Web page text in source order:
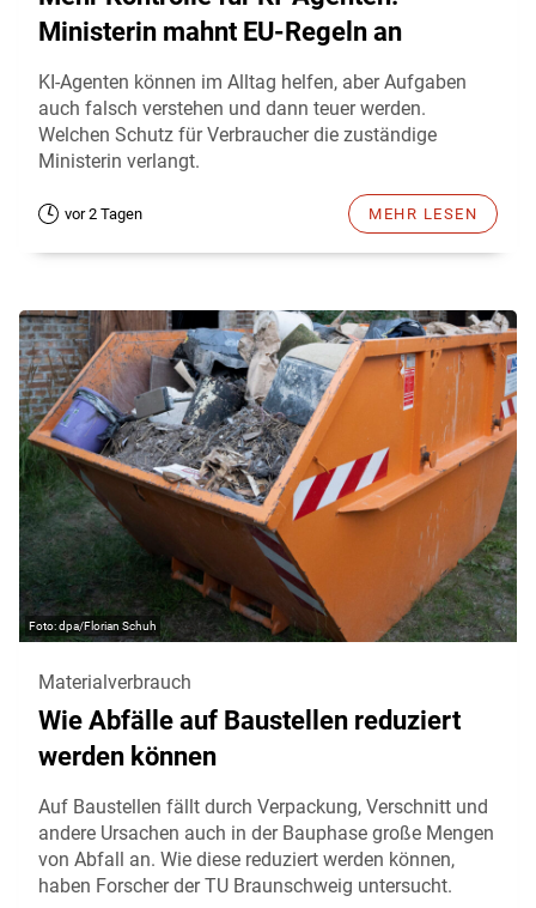
Ministerin mahnt EU-Regeln an
KI-Agenten können im Alltag helfen, aber Aufgaben
auch falsch verstehen und dann teuer werden.
Welchen Schutz für Verbraucher die zuständige
Ministerin verlangt.
vor 2 Tagen MEHR LESEN
dpa/Florian Schuh
Materialverbrauch
Wie Abfälle auf Baustellen reduziert
werden können
Auf Baustellen fällt durch Verpackung, Verschnitt und
andere Ursachen auch in der Bauphase große Mengen
von Abfall an. Wie diese reduziert werden können,
haben Forscher der TU Braunschweig untersucht.